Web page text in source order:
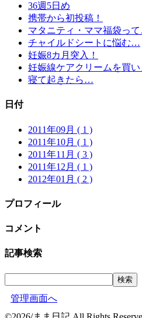
36週5日め
携帯から初投稿！
マタニティ・ママ福袋って
チャイルドシートに悩む…
妊娠8カ月突入！
妊娠線ケアクリームを買い
寝て起きたら…
日付
2011年09月 ( 1 )
2011年10月 ( 1 )
2011年11月 ( 3 )
2011年12月 ( 1 )
2012年01月 ( 2 )
プロフィール
コメント
記事検索
管理画面へ